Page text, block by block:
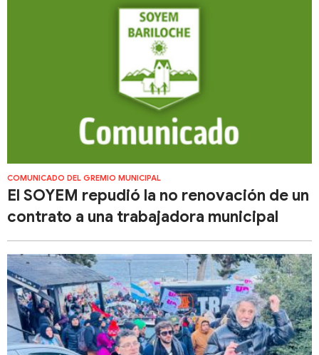
COMUNICADO DEL GREMIO MUNICIPAL
El SOYEM repudió la no renovación de un
contrato a una trabajadora municipal